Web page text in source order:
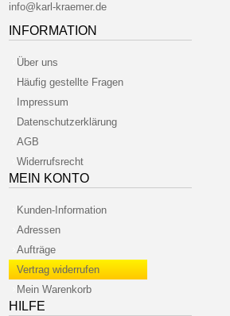
info@karl-kraemer.de
INFORMATION
Über uns
Häufig gestellte Fragen
Impressum
Datenschutzerklärung
AGB
Widerrufsrecht
MEIN KONTO
Kunden-Information
Adressen
Aufträge
Vertrag widerrufen
Mein Warenkorb
HILFE